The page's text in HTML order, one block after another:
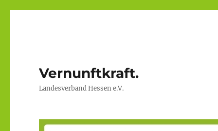
Vernunftkraft.
Landesverband Hessen e.V.